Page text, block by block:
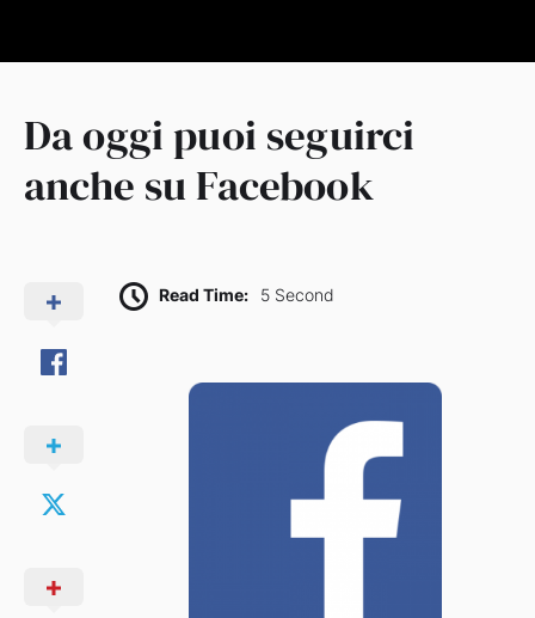
Da oggi puoi seguirci
anche su Facebook
Read Time: 5 Second